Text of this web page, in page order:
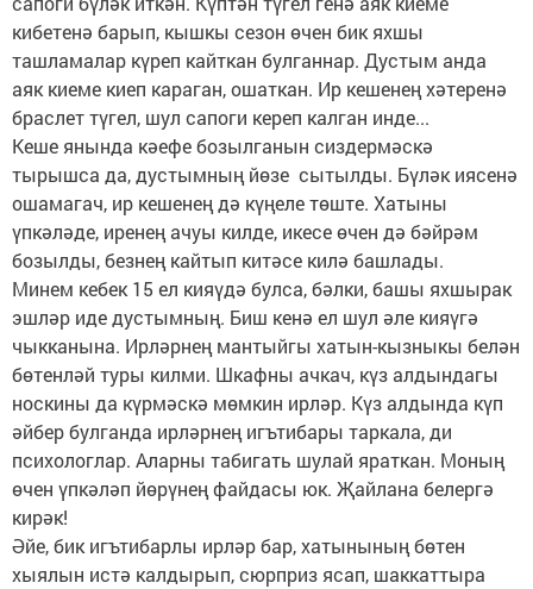
кибетенә барып, кышкы сезон өчен бик яхшы
ташламалар күреп кайткан булганнар. Дустым анда
аяк киеме киеп караган, ошаткан. Ир кешенең хәтеренә
браслет түгел, шул сапоги кереп калган инде...
Кеше янында кәефе бозылганын сиздермәскә
тырышса да, дустымның йөзе сытылды. Бүләк иясенә
ошамагач, ир кешенең дә күңеле төште. Хатыны
үпкәләде, иренең ачуы килде, икесе өчен дә бәйрәм
бозылды, безнең кайтып китәсе килә башлады.
Минем кебек 15 ел кияүдә булса, бәлки, башы яхшырак
эшләр иде дустымның. Биш кенә ел шул әле кияүгә
чыкканына. Ирләрнең мантыйгы хатын-кызныкы белән
бөтенләй туры килми. Шкафны ачкач, күз алдындагы
носкины да күрмәскә мөмкин ирләр. Күз алдында күп
әйбер булганда ирләрнең игътибары таркала, ди
психологлар. Аларны табигать шулай яраткан. Моның
өчен үпкәләп йөрүнең файдасы юк. Җайлана белергә
кирәк!
Әйе, бик игътибарлы ирләр бар, хатынының бөтен
хыялын истә калдырып, сюрприз ясап, шаккаттыра